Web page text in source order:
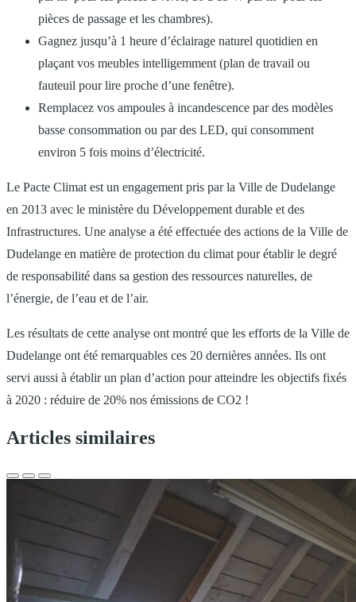
pièces de passage et les chambres).
Gagnez jusqu’à 1 heure d’éclairage naturel quotidien en
plaçant vos meubles intelligemment (plan de travail ou
fauteuil pour lire proche d’une fenêtre).
Remplacez vos ampoules à incandescence par des modèles
basse consommation ou par des LED, qui consomment
environ 5 fois moins d’électricité.
Le Pacte Climat est un engagement pris par la Ville de Dudelange
en 2013 avec le ministère du Développement durable et des
Infrastructures. Une analyse a été effectuée des actions de la Ville de
Dudelange en matière de protection du climat pour établir le degré
de responsabilité dans sa gestion des ressources naturelles, de
l’énergie, de l’eau et de l’air.
Les résultats de cette analyse ont montré que les efforts de la Ville de
Dudelange ont été remarquables ces 20 dernières années. Ils ont
servi aussi à établir un plan d’action pour atteindre les objectifs fixés
à 2020 : réduire de 20% nos émissions de CO2 !
Articles similaires